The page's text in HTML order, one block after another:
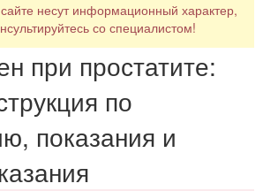
несут информационный характер,
со специалистом!
при простатите:
по
показания и